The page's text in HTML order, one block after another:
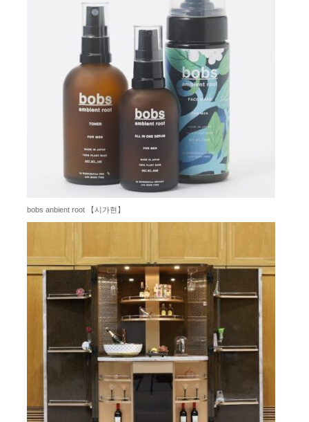
bobs anbient root 【시가현】